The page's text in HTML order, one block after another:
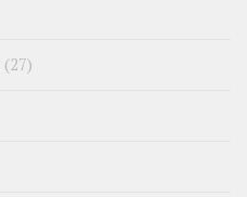
(27)